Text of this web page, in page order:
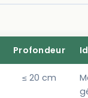
Profondeur
≤ 20 cm